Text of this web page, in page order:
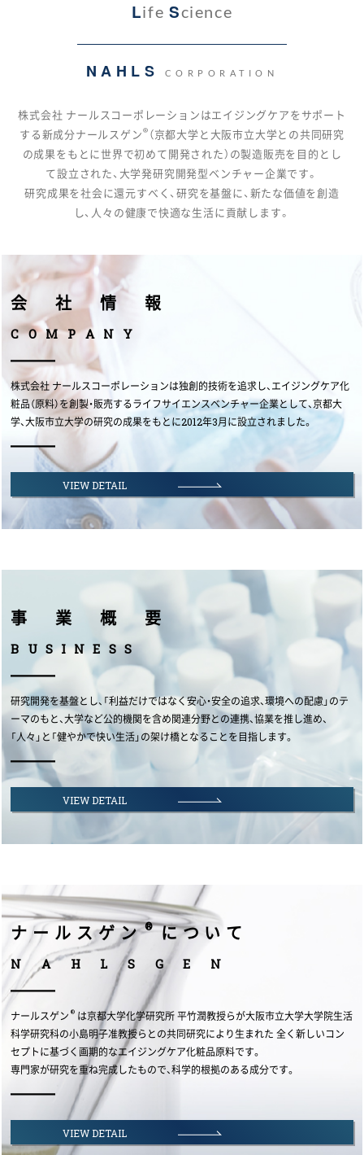
Life Science
NAHLS CORPORATION
株式会社 ナールスコーポレーションはエイジングケアをサポート
する新成分ナールスゲン ® （京都大学と大阪市立大学との共同研究
の成果をもとに世界で初めて開発された）の製造販売を目的とし
て設立された、大学発研究開発型ベンチャー企業です。
研究成果を社会に還元すべく、研究を基盤に、新たな価値を創造
し、人々の健康で快適な生活に貢献します。
会社情報
C O M P A N Y
株式会社 ナールスコーポレーションは独創的技術を追求し、エイジングケア化
粧品（原料）を創製・販売するライフサイエンスベンチャー企業として、京都大
学、大阪市立大学の研究の成果をもとに2012年3月に設立されました。
VIEW DETAIL
事業概要
B U S I N E S S
研究開発を基盤とし、「利益だけではなく安心・安全の追求、環境への配慮」のテ
ーマのもと、大学など公的機関を含め関連分野との連携、協業を推し進め、
「人々」と「健やかで快い生活」の架け橋となることを目指します。
VIEW DETAIL
ナールスゲン®について
N A H L S G E N
ナールスゲン ® は京都大学化学研究所 平竹潤教授らが大阪市立大学大学院生活
科学研究科の小島明子准教授らとの共同研究により生まれた 全く新しいコン
セプトに基づく画期的なエイジングケア化粧品原料です。
専門家が研究を重ね完成したもので、科学的根拠のある成分です。
VIEW DETAIL